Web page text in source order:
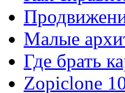
Малые
Где брать
Zopiclone